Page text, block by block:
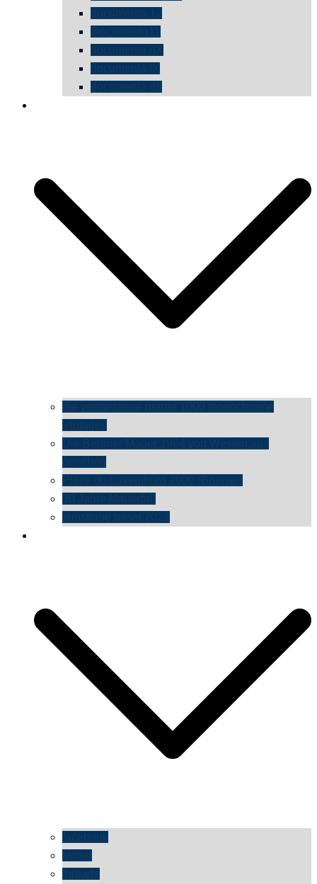
documenta 12
Documenta11
documenta dX
documenta IX
documenta d8
die vermessene mauer 1000 monochrome
Vintages
Die Berliner Mauer 1984 von Westen aus
gesehen
Place du Luxemburg 2009 (Brüssel)
30 Jahre Mauerfall
kunsttage basel 2021
facebook
twitter
threads